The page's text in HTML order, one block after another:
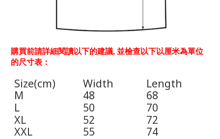
購買前請詳細閱讀以下的建議, 並檢查以下以厘米為單位
的尺寸表：
Size(cm) Width
Length
M
48
68
L
50
70
XL
52
72
XXL
55 74